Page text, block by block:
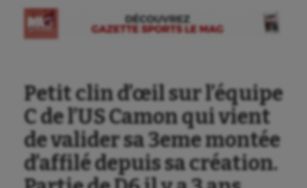
Petit clin d’œil sur l’équipe
C de l’US Camon qui vient
de valider sa 3eme montée
d’affilé depuis sa création.